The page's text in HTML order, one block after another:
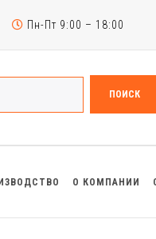
Пн-Пт 9:00 – 18:00
ПОИСК
О КОМПАНИИ